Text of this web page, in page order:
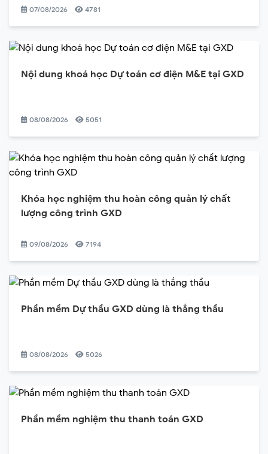
07/08/2026 4781
Nội dung khoá học Dự toán cơ điện M&E tại GXD
08/08/2026 5051
Khóa học nghiệm thu hoàn công quản lý chất
lượng công trình GXD
09/08/2026 7194
Phần mềm Dự thầu GXD dùng là thắng thầu
08/08/2026 5026
Phần mềm nghiệm thu thanh toán GXD